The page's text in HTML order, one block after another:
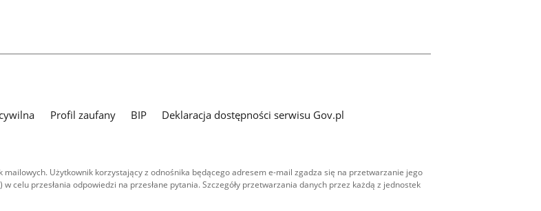
Profil zaufany BIP
Deklaracja dostępności serwisu Gov.pl
Użytkownik korzystający z odnośnika będącego adresem e-mail zgadza się na przetwarzanie jego
celu przesłania odpowiedzi na przesłane pytania. Szczegóły przetwarzania danych przez każdą z jednostek